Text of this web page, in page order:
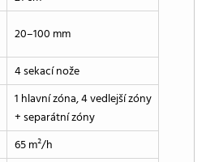
20–100 mm
4 sekací nože
1 hlavní zóna, 4 vedlejší zóny
+ separátní zóny
65 m²/h